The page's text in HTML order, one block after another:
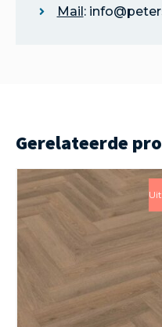
Mail:
Gerelateerde